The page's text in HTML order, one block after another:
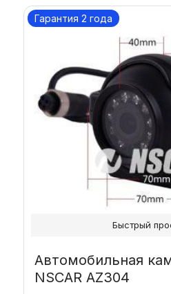
Гарантия 2 года
Автомобильная
NSCAR AZ304
Быстрый